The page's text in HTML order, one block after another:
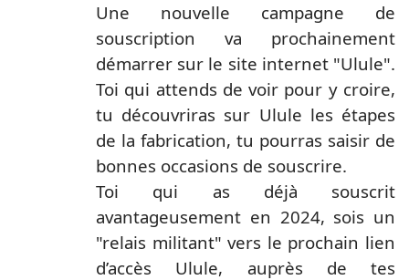
Une nouvelle campagne de
souscription va prochainement
démarrer sur le site internet "Ulule".
Toi qui attends de voir pour y croire,
tu découvriras sur Ulule les étapes
de la fabrication, tu pourras saisir de
bonnes occasions de souscrire.
Toi qui as déjà souscrit
avantageusement en 2024, sois un
"relais militant" vers le prochain lien
d’accès Ulule, auprès de tes